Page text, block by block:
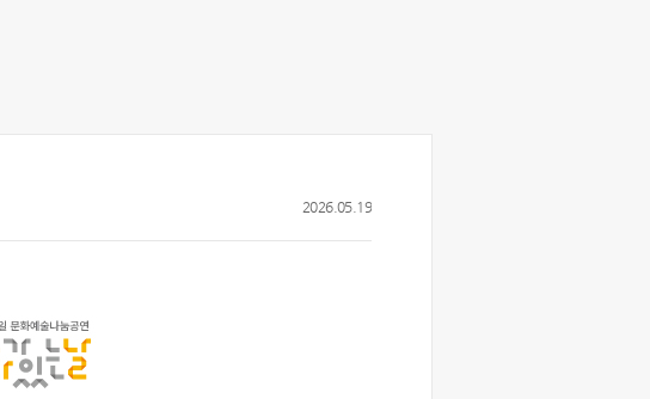
2026.05.19